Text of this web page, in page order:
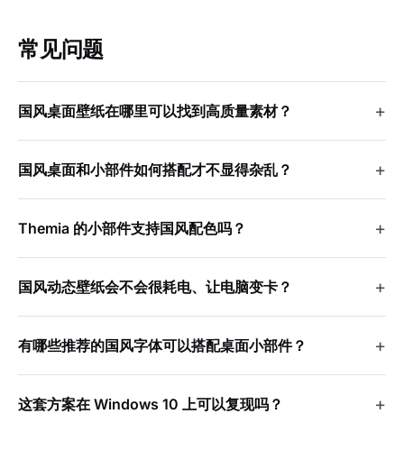
常见问题
国风桌面壁纸在哪里可以找到高质量素材？
国风桌面和小部件如何搭配才不显得杂乱？
Themia 的小部件支持国风配色吗？
国风动态壁纸会不会很耗电、让电脑变卡？
有哪些推荐的国风字体可以搭配桌面小部件？
这套方案在 Windows 10 上可以复现吗？